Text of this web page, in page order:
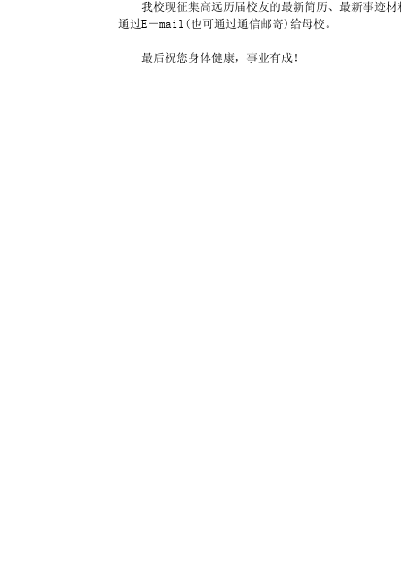
我校现征集高远历届校友的最新简历、最新事迹材
通过E－mail(也可通过通信邮寄)给母校。
最后祝您身体健康，事业有成！